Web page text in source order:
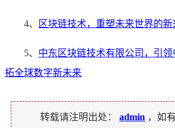
4、 区块链技术，重塑未来世界的
5、 中东区块链技术有限公司，引
拓全球数字新未来
转载请注明出处： admin ，如